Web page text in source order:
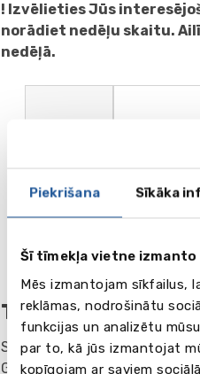
Piekrišana Sīkāka
Šī tīmekļa vietne
Mēs izmantojam sīkfailus,
reklāmas, nodrošinātu
funkcijas un analizētu
par to, kā jūs izmantojat
kopīgojam ar saviem
! Izvēlieties Jūs
norādiet nedēļu skaitu.
nedēļā.
ned.
Transfērs
Sagaidīšana Birmingemas
GBP. Skolas šoferis studentu